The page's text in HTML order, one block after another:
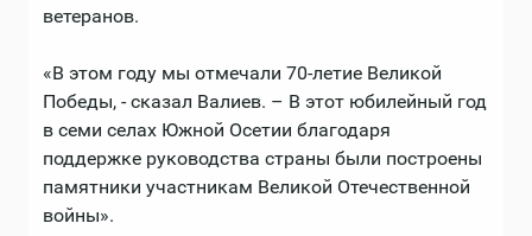
ветеранов.
«В этом году мы отмечали 70-летие Великой
Победы, - сказал Валиев. – В этот юбилейный год
в семи селах Южной Осетии благодаря
поддержке руководства страны были построены
памятники участникам Великой Отечественной
войны».